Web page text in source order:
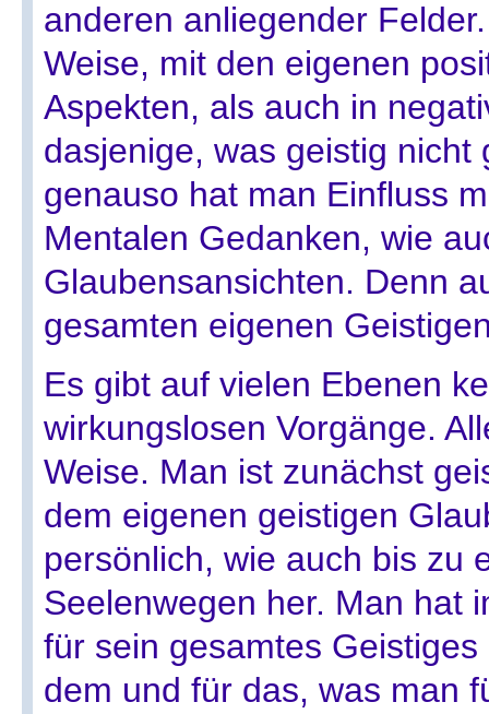
anderen anliegender
Weise, mit den eigenen
Aspekten, als auch in
dasjenige, was geistig
genauso hat man Einfluss
Mentalen Gedanken, wie
Glaubensansichten. Denn
gesamten eigenen
Es gibt auf vielen Ebenen
wirkungslosen Vorgänge.
Weise. Man ist zunächst
dem eigenen geistigen
persönlich, wie auch bis zu
Seelenwegen her. Man hat
für sein gesamtes
dem und für das, was man